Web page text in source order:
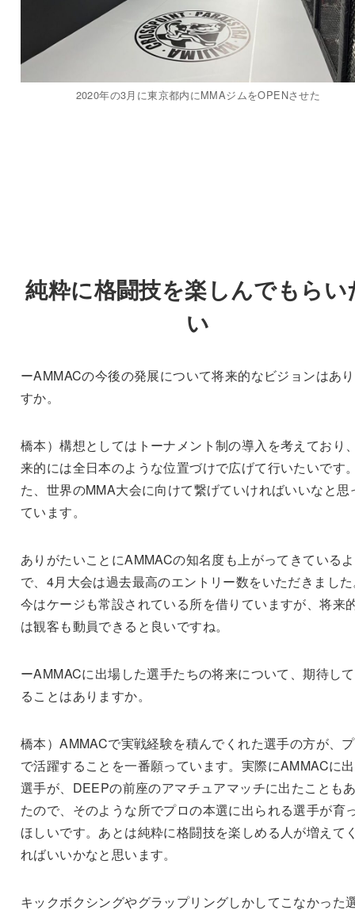
2020年の3月に東京都内にMMAジムをOPENさせた
純粋に格闘技を楽しんでもらい
い
ーAMMACの今後の発展について将来的なビジョンはあ
すか。
橋本）構想としてはトーナメント制の導入を考えており
来的には全日本のような位置づけで広げて行いたいです
た、世界のMMA大会に向けて繋げていければいいなと思
ています。
ありがたいことにAMMACの知名度も上がってきている
で、4月大会は過去最高のエントリー数をいただきまし
今はケージも常設されている所を借りていますが、将来
は観客も動員できると良いですね。
ーAMMACに出場した選手たちの将来について、期待し
ることはありますか。
橋本）AMMACで実戦経験を積んでくれた選手の方が、
で活躍することを一番願っています。実際にAMMACに
選手が、DEEPの前座のアマチュアマッチに出たことも
たので、そのような所でプロの本選に出られる選手が育
ほしいです。あとは純粋に格闘技を楽しめる人が増えて
ればいいかなと思います。
キックボクシングやグラップリングしかしてこなかった